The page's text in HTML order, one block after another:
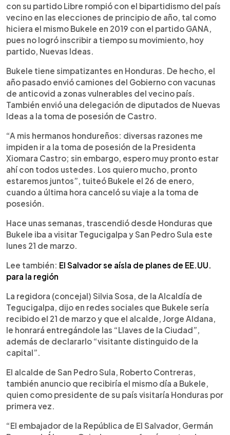
con su partido Libre rompió con el bipartidismo del país
vecino en las elecciones de principio de año, tal como
hiciera el mismo Bukele en 2019 con el partido GANA,
pues no logró inscribir a tiempo su movimiento, hoy
partido, Nuevas Ideas.
Bukele tiene simpatizantes en Honduras. De hecho, el
año pasado envió camiones del Gobierno con vacunas
de anticovid a zonas vulnerables del vecino país.
También envió una delegación de diputados de Nuevas
Ideas a la toma de posesión de Castro.
“A mis hermanos hondureños: diversas razones me
impiden ir a la toma de posesión de la Presidenta
Xiomara Castro; sin embargo, espero muy pronto estar
ahí con todos ustedes. Los quiero mucho, pronto
estaremos juntos”, tuiteó Bukele el 26 de enero,
cuando a última hora canceló su viaje a la toma de
posesión.
Hace unas semanas, trascendió desde Honduras que
Bukele iba a visitar Tegucigalpa y San Pedro Sula este
lunes 21 de marzo.
Lee también: El Salvador se aísla de planes de EE.UU.
para la región
La regidora (concejal) Silvia Sosa, de la Alcaldía de
Tegucigalpa, dijo en redes sociales que Bukele sería
recibido el 21 de marzo y que el alcalde, Jorge Aldana,
le honrará entregándole las “Llaves de la Ciudad”,
además de declararlo “visitante distinguido de la
capital”.
El alcalde de San Pedro Sula, Roberto Contreras,
también anuncio que recibiría el mismo día a Bukele,
quien como presidente de su país visitaría Honduras por
primera vez.
“El embajador de la República de El Salvador, Germán